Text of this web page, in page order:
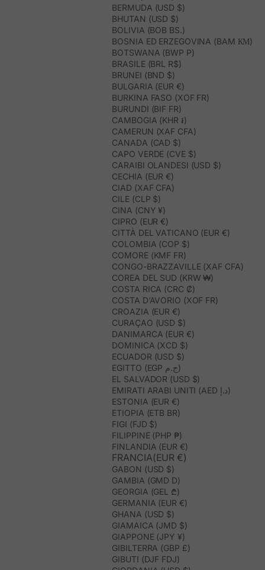
BERMUDA (USD $)
BHUTAN (USD $)
BOLIVIA (BOB BS.)
BOSNIA ED ERZEGOVINA (BAM КМ)
BOTSWANA (BWP P)
BRASILE (BRL R$)
BRUNEI (BND $)
BULGARIA (EUR €)
BURKINA FASO (XOF FR)
BURUNDI (BIF FR)
CAMBOGIA (KHR ៛)
CAMERUN (XAF CFA)
CANADA (CAD $)
CAPO VERDE (CVE $)
CARAIBI OLANDESI (USD $)
CECHIA (EUR €)
CIAD (XAF CFA)
CILE (CLP $)
CINA (CNY ¥)
CIPRO (EUR €)
CITTÀ DEL VATICANO (EUR €)
COLOMBIA (COP $)
COMORE (KMF FR)
CONGO-BRAZZAVILLE (XAF CFA)
COREA DEL SUD (KRW ₩)
COSTA RICA (CRC ₡)
COSTA D’AVORIO (XOF FR)
CROAZIA (EUR €)
CURAÇAO (USD $)
DANIMARCA (EUR €)
DOMINICA (XCD $)
ECUADOR (USD $)
EGITTO (EGP ج.م)
EL SALVADOR (USD $)
EMIRATI ARABI UNITI (AED د.إ)
ESTONIA (EUR €)
ETIOPIA (ETB BR)
FIGI (FJD $)
FILIPPINE (PHP ₱)
FINLANDIA (EUR €)
FRANCIA(EUR €)
GABON (USD $)
GAMBIA (GMD D)
GEORGIA (GEL ₾)
GERMANIA (EUR €)
GHANA (USD $)
GIAMAICA (JMD $)
GIAPPONE (JPY ¥)
GIBILTERRA (GBP £)
GIBUTI (DJF FDJ)